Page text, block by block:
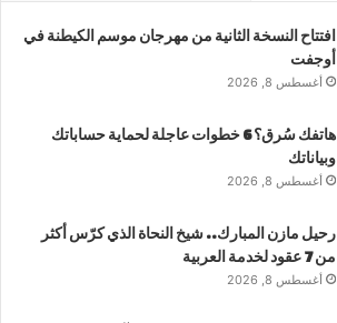
افتتاح النسخة الثانية من مهرجان موسم الكيطنة في
أوجفت
أغسطس 8, 2026
هاتفك سُرق؟ 6 خطوات عاجلة لحماية حساباتك
وبياناتك
أغسطس 8, 2026
رحيل مازن المبارك.. شيخ النحاة الذي كرّس أكثر
من 7 عقود لخدمة العربية
أغسطس 8, 2026